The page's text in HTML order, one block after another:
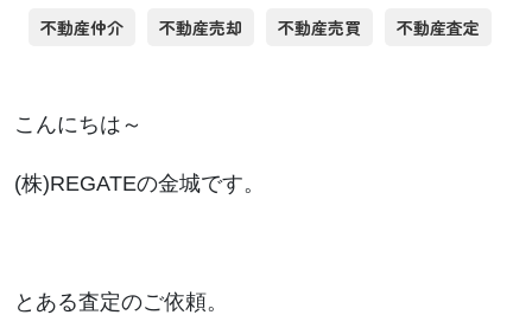
不動産仲介 不動産売却 不動産売買 不動産査定
こんにちは～
(株)REGATEの金城です。
とある査定のご依頼。